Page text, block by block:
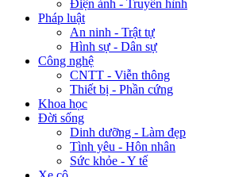
Điện ảnh - Truyền hình
Pháp luật
An ninh - Trật tự
Hình sự - Dân sự
Công nghệ
CNTT - Viễn thông
Thiết bị - Phần cứng
Khoa học
Đời sống
Dinh dưỡng - Làm đẹp
Tình yêu - Hôn nhân
Sức khỏe - Y tế